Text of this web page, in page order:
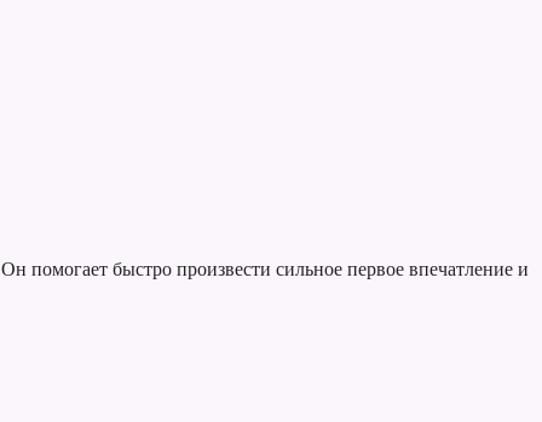
помогает быстро произвести сильное первое впечатление и